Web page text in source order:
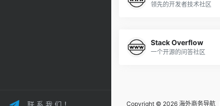
联 系 我 们 ！
领先的开发者技术社区
Stack Overflow
一个开源的问答社区
Copyright © 2026 海外商务导航